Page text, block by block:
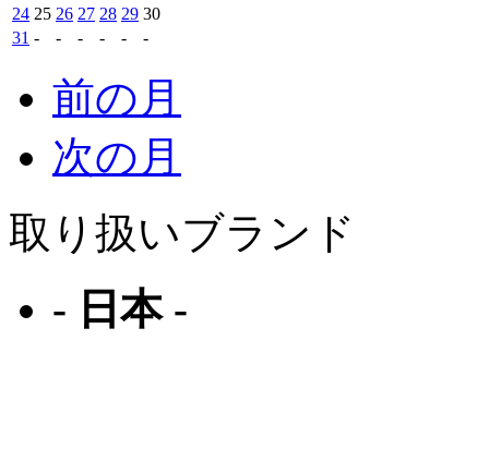
24 25 26 27 28 29 30
31 - - - - - -
前の月
次の月
取り扱いブランド
- 日本 -